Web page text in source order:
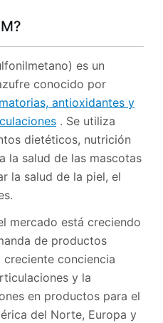
es un
conocido por
antioxidantes y
. Se utiliza
dietéticos, nutrición
la salud de las mascotas
la salud de la piel, el
mercado está creciendo
de productos
creciente conciencia
y la
en productos para el
del Norte, Europa y